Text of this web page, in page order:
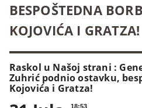
BESPOŠTEDNA
KOJOVIĆA I GRATZA!
Raskol u Našoj strani :
Zuhrić podnio ostavku,
Kojovića i Gratza!
18:53